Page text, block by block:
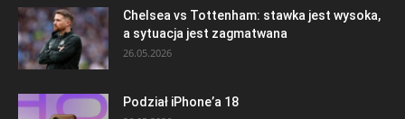
Chelsea vs Tottenham: stawka jest wysoka,
a sytuacja jest zagmatwana
26.05.2026
Podział iPhone’a 18